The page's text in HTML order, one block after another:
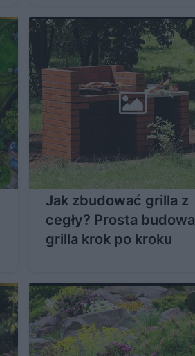
Jak zbudować grilla z
cegły? Prosta budowa
grilla krok po kroku